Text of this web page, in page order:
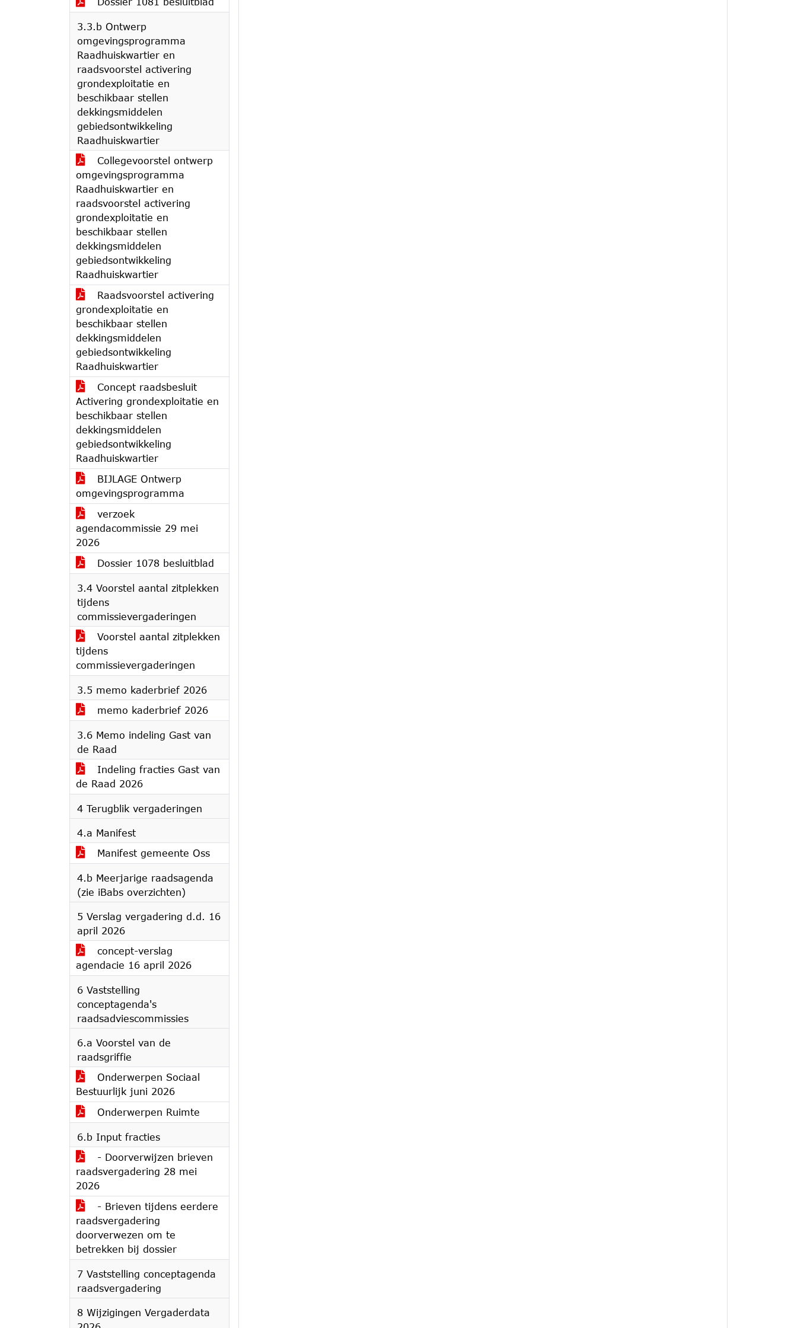
3.3.b Ontwerp
omgevingsprogramma
Raadhuiskwartier en
raadsvoorstel activering
grondexploitatie en
beschikbaar stellen
dekkingsmiddelen
gebiedsontwikkeling
Raadhuiskwartier
Collegevoorstel ontwerp
omgevingsprogramma
Raadhuiskwartier en
raadsvoorstel activering
grondexploitatie en
beschikbaar stellen
dekkingsmiddelen
gebiedsontwikkeling
Raadhuiskwartier
Raadsvoorstel activering
grondexploitatie en
beschikbaar stellen
dekkingsmiddelen
gebiedsontwikkeling
Raadhuiskwartier
Concept raadsbesluit
Activering grondexploitatie en
beschikbaar stellen
dekkingsmiddelen
gebiedsontwikkeling
Raadhuiskwartier
BIJLAGE Ontwerp
omgevingsprogramma
verzoek
agendacommissie 29 mei
2026
Dossier 1078 besluitblad
3.4 Voorstel aantal zitplekken
tijdens
commissievergaderingen
Voorstel aantal zitplekken
tijdens
commissievergaderingen
3.5 memo kaderbrief 2026
memo kaderbrief 2026
3.6 Memo indeling Gast van
de Raad
Indeling fracties Gast van
de Raad 2026
4 Terugblik vergaderingen
4.a Manifest
Manifest gemeente Oss
4.b Meerjarige raadsagenda
(zie iBabs overzichten)
5 Verslag vergadering d.d. 16
april 2026
concept-verslag
agendacie 16 april 2026
6 Vaststelling
conceptagenda's
raadsadviescommissies
6.a Voorstel van de
raadsgriffie
Onderwerpen Sociaal
Bestuurlijk juni 2026
Onderwerpen Ruimte
6.b Input fracties
- Doorverwijzen brieven
raadsvergadering 28 mei
2026
- Brieven tijdens eerdere
raadsvergadering
doorverwezen om te
betrekken bij dossier
7 Vaststelling conceptagenda
raadsvergadering
8 Wijzigingen Vergaderdata